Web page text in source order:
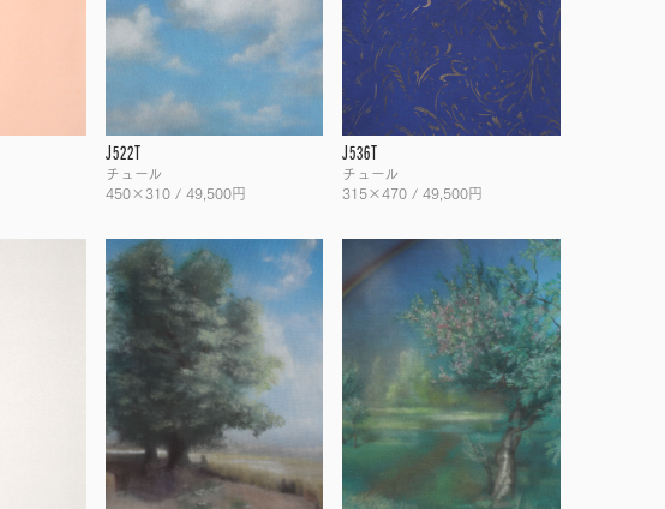
J522T
チュール
450×310 / 49,500円
J536T
チュール
315×470 / 49,500円